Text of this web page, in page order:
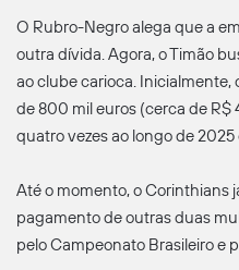
O Rubro-Negro alega que a
outra dívida. Agora, o Timão
ao clube carioca.
de 800 mil euros (cerca de R$
quatro vezes ao longo de 2025
Até o momento, o Corinthians
pagamento de outras duas
pelo Campeonato Brasileiro e